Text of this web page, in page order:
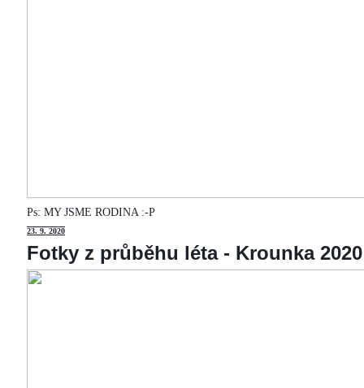
Ps: MY JSME RODINA :-P
23. 9. 2020
Fotky z průběhu léta - Krounka